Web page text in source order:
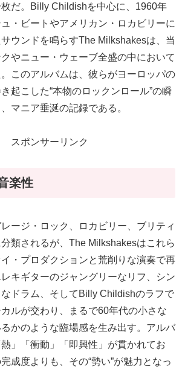
だ。Billy Childishを中心に、1960年
・ビートやアメリカン・ロカビリーに
ウンドを鳴らすThe Milkshakesは、当
やニュー・ウェーブ全盛の中において
このアルバムは、彼らがヨーロッパの
起こした“本物のロックンロール”の瞬
マニア垂涎の記録である。
スポンサーリンク
楽性
ージ・ロック、ロカビリー、ブリティ
類されるが、The Milkshakesはこれら
・プロダクションと荒削りな演奏で再
キギターのジャングリーなリフ、シン
ドラム、そしてBilly Childishのラフで
ルが交わり、まるで60年代の小さな
かのような臨場感を生み出す。アルバ
」「衝動」「即興性」が貫かれてお
成度よりも、その“勢い”が魅力となっ